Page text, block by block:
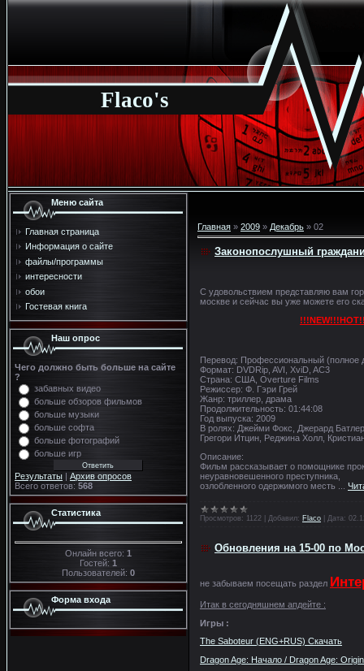
Flaco's
Меню сайта
Главная страница
Информация о сайте
файлы/программы
интересности
обои
Гостевая книга
Наш опрос
Чего должно быть больше на сайте
?
забавных видео
больше обзоров фильмов
больше музыки
больше софта
больше фотографий
больше игр
Результаты | Архив опросов
Всего ответов: 568
Статистика
Онлайн всего: 1
Гостей: 1
Пользователей: 0
Форма входа
Главная » 2009 » Декабрь » 02
Законопослушный
C удовольствием представляю вам
москве и сейчас вы уже можете его
Перевод: Профессиональный (полное
Формат: DVDRip, AVI, XviD, AC3
Страна: США, Overture Films
Режиссер: Ф. Гэри Грей
Жанр: триллер, драма
Продолжительность: 01:44:08
Год выпуска: 2009
В ролях: Джейми Фокс, Джерард
Грегори Итцин, Реджина Холл,
Описание:
Фильм рассказывает о помощнике
неуравновешенного преступника,
озлобленного одержимого месть
Просмотров: 1122 Добавил: Flaco Дата:
Обновления на 15-00 по
не забываем посещать раздел
Итак в сегодняшнем апдейте :
Игры :
The Saboteur (ENG+RUS) Скачать
Dragon Age: Начало / Dragon Age: